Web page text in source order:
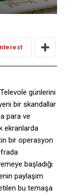
günlerini
bir skandallar
para ve
ekranlarda
bir operasyon
başladığı
paylaşım
bu temaşa